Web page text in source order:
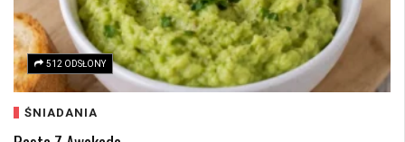
512 ODSŁONY
ŚNIADANIA